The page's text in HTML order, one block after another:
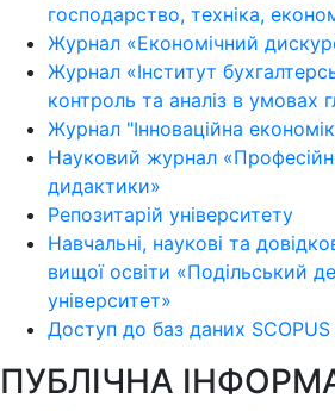
господарство, техніка,
Журнал «Економічний
Журнал «Інститут
контроль та аналіз в умовах
Журнал "Інноваційна
Науковий журнал
дидактики»
Репозитарій університету
Навчальні, наукові та
вищої освіти «Подільський
університет»
Доступ до баз даних
ПУБЛІЧНА